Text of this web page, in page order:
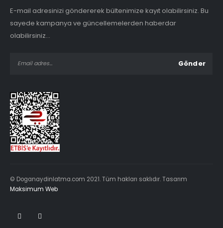
E-mail adresinizi göndererek bültenimize kayıt olabilirsiniz. Bu
sayede kampanya ve güncellemelerden haberdar
olabilirsiniz...
© Doganaydinlatma.com 2021. Tüm hakları saklıdır. Tasarım
Maksimum Web